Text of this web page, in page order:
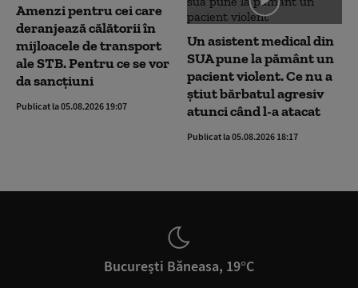
Amenzi pentru cei care
deranjează călătorii în
mijloacele de transport
ale STB. Pentru ce se vor
da sancțiuni
Publicat la 05.08.2026 19:07
Un asistent medical din
SUA pune la pământ un
pacient violent. Ce nu a
știut bărbatul agresiv
atunci când l-a atacat
Publicat la 05.08.2026 18:17
București Băneasa, 19°C